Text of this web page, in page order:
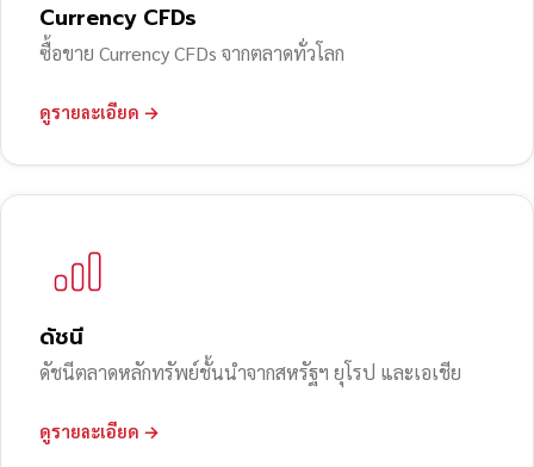
Currency CFDs
ซื้อขาย Currency CFDs จากตลาดทั่วโลก
ดูรายละเอียด →
ดัชนี
ดัชนีตลาดหลักทรัพย์ชั้นนำจากสหรัฐฯ ยุโรป และเอเชีย
ดูรายละเอียด →